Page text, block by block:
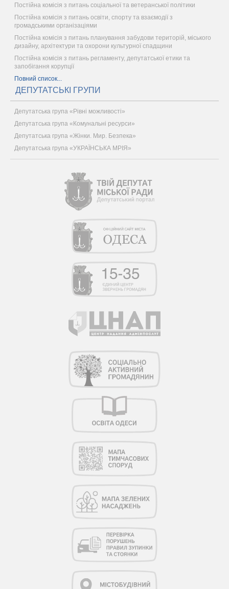
Постійна комісія з питань соціальної та ветеранської політики
Постійна комісія з питань освіти, спорту та взаємодії з
громадськими організаціями
Постійна комісія з питань планування забудови територій, міського
дизайну, архітектури та охорони культурної спадщини
Постійна комісія з питань регламенту, депутатської етики та
запобігання корупції
Повний список...
ДЕПУТАТСЬКІ ГРУПИ
Депутатська група «Рівні можливості»
Депутатська група «Комунальні ресурси»
Депутатська група «Жінки. Мир. Безпека»
Депутатська група «УКРАЇНСЬКА МРІЯ»